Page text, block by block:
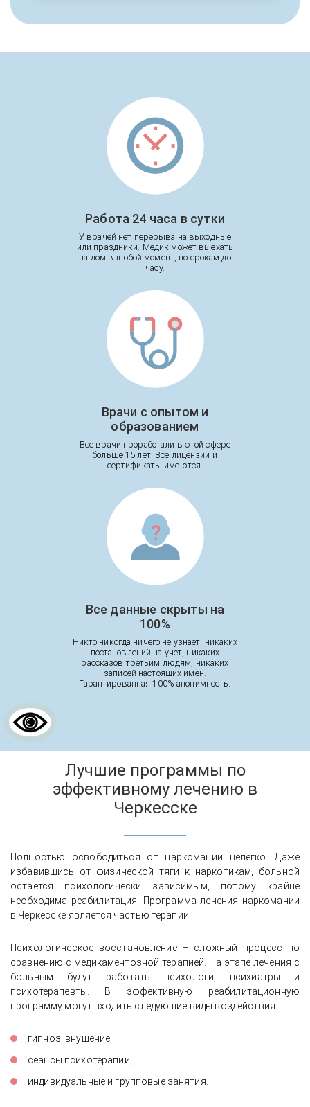
Работа 24 часа в сутки
У врачей нет перерыва на выходные
или праздники. Медик может выехать
на дом в любой момент, по срокам до
часу.
Врачи с опытом и
образованием
Все врачи проработали в этой сфере
больше 15 лет. Все лицензии и
сертификаты имеются.
Все данные скрыты на
100%
Никто никогда ничего не узнает, никаких
постановлений на учет, никаких
рассказов третьим людям, никаких
записей настоящих имен.
Гарантированная 100% анонимность.
Лучшие программы по
эффективному лечению в
Черкесске
Полностью освободиться от наркомании нелегко. Даже
избавившись от физической тяги к наркотикам, больной
остаётся психологически зависимым, потому крайне
необходима реабилитация. Программа лечения наркомании
в Черкесске является частью терапии.
Психологическое восстановление – сложный процесс по
сравнению с медикаментозной терапией. На этапе лечения с
больным будут работать психологи, психиатры и
психотерапевты. В эффективную реабилитационную
программу могут входить следующие виды воздействия:
гипноз, внушение;
сеансы психотерапии;
индивидуальные и групповые занятия.